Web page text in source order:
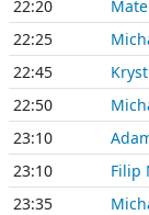
22:20
22:25
22:45
22:50
23:10
23:10
Filip
23:35